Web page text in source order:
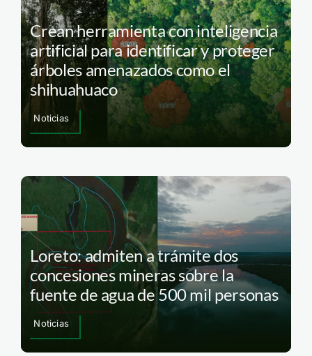
Crean herramienta con inteligencia
artificial para identificar y proteger
árboles amenazados como el
shihuahuaco
Noticias
Loreto: admiten a trámite dos
concesiones mineras sobre la
fuente de agua de 500 mil personas
Noticias